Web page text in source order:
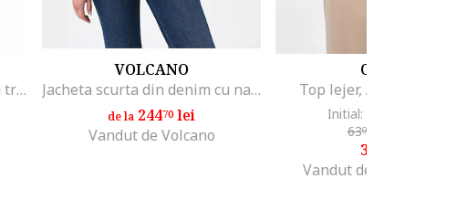
Ghete impermeabile pentru trekking Newton Wander, Alb fildes/Negru/Maro
VOLCANO
Jacheta scurta din denim cu nasturi, cu buzunare, J-Luna, albastru, Albastru
de la 24470lei
Vandut de Volcano
ORSAY
Top lejer, Albastru
Initial: 79
6399
39
Vandut de Fashion Days